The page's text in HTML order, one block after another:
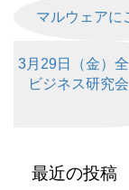
マルウェアに
3月29日（金）
ビジネス研究
最近の投稿